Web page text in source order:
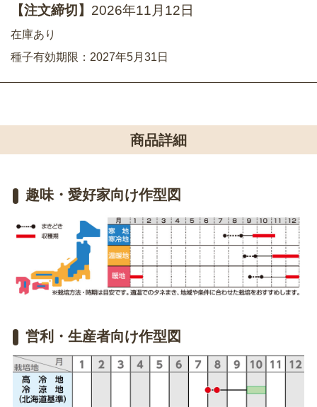
【注文締切】 2026年11月12日
在庫あり
種子有効期限：2027年5月31日
商品詳細
趣味・愛好家向け作型図
営利・生産者向け作型図